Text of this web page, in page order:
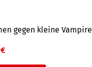
gegen kleine Vampire